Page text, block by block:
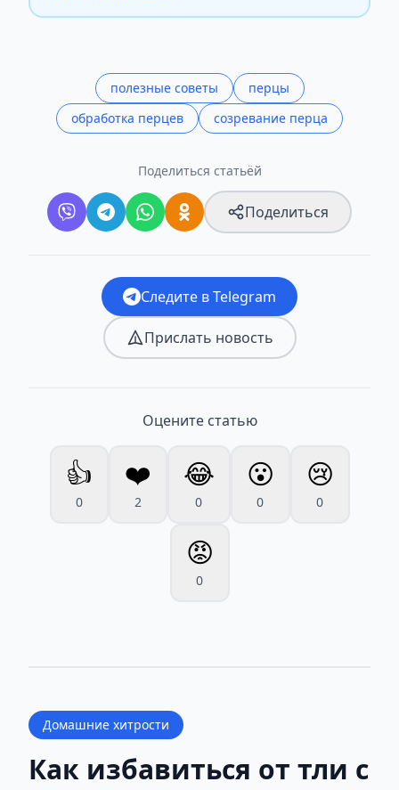
полезные советы
перцы
обработка перцев
созревание перца
Поделиться статьёй
Поделиться
Следите в Telegram
Прислать новость
Оцените статью
👍
0
❤️
2
😂
0
😮
0
😢
0
😡
0
Домашние хитрости
Как избавиться от тли с